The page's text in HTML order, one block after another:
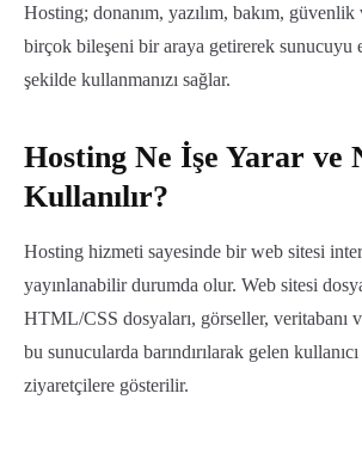
Hosting; donanım, yazılım, bakım,
birçok bileşeni bir araya getirerek sunucuyu
şekilde kullanmanızı sağlar.
Hosting Ne İşe Yarar ve
Kullanılır?
Hosting hizmeti sayesinde bir web sitesi
yayınlanabilir durumda olur. Web sitesi
HTML/CSS dosyaları, görseller, veritabanı
bu sunucularda barındırılarak gelen
ziyaretçilere gösterilir.